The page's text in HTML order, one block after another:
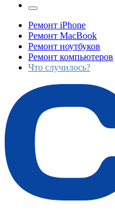
Ремонт iPhone
Ремонт MacBook
Ремонт ноутбуков
Ремонт компьютеров
Что случилось?